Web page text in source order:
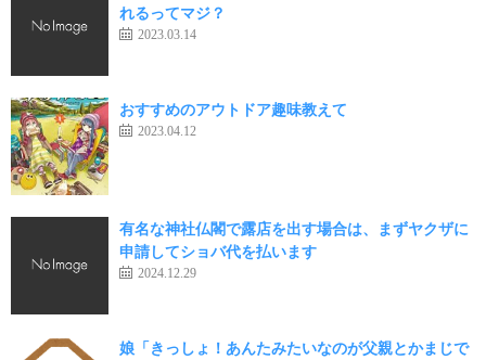
れるってマジ？
2023.03.14
おすすめのアウトドア趣味教えて
2023.04.12
有名な神社仏閣で露店を出す場合は、まずヤクザに
申請してショバ代を払います
2024.12.29
娘「きっしょ！あんたみたいなのが父親とかまじで